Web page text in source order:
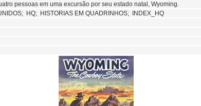
pessoas em uma excursão por seu estado natal, Wyoming.
HQ; HISTORIAS EM QUADRINHOS; INDEX_HQ